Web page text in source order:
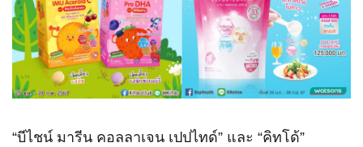
“บีไชน์ มารีน คอลลาเจน เปปไทด์” และ “คิทโด้”